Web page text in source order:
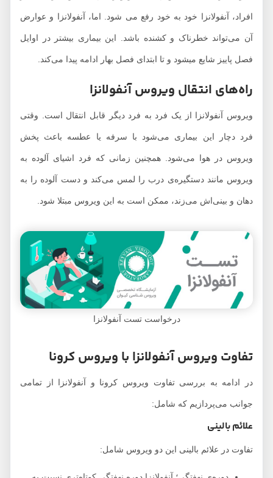
افراد، آنفولانزا خود به خود رفع می شود. اما، آنفولانزا و عوارض
آن می‌تواند خطرناک و کشنده باشد. این بیماری بیشتر در اوایل
فصل پاییز شایع می‎شود و تا ابتدای فصل بهار ادامه پیدا می‌کند.
راه‌های انتقال ویروس آنفولانزا
ویروس آنفولانزا از یک فرد به فرد دیگر قابل انتقال است. وقتی
فرد دچار این بیماری می‌شود با سرفه یا عطسه باعث پخش
ویروس در هوا می‌شود. همچنین زمانی که فرد اشیای آلوده به
ویروس مانند دستگیره‌ی درب را لمس می‌کند و دست آلوده را به
دهان و بینی‌اش می‌زند، ممکن است به این ویروس مبتلا شود.
درخواست تست آنفولانزا
تفاوت ویروس آنفولانزا با ویروس کرونا
در ادامه به بررسی تفاوت ویروس کرونا و آنفولانزا از تمامی
جوانب می‌پردازیم که شامل:
علائم بالینی
تفاوت در علائم بالینی این دو ویروس شامل: